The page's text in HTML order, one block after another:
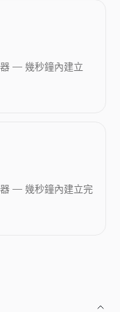
無需註冊。
— 幾秒鐘內建立
— 幾秒鐘內建立完
、橫幅、使用者名稱與